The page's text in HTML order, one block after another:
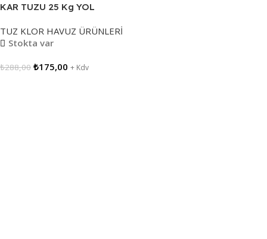
KAR TUZU 25 Kg YOL
BELGELİ
TUZ KLOR HAVUZ ÜRÜNLERİ
Stokta var
₺288,00 ₺175,00 + Kdv